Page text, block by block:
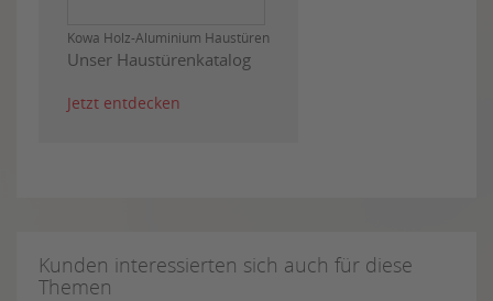
Kowa Holz-Aluminium Haustüren
Unser Haustürenkatalog
Jetzt entdecken
Kunden interessierten sich auch für diese
Themen